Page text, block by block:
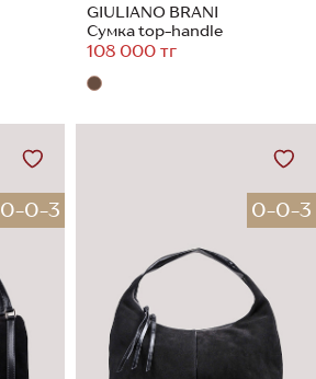
GIULIANO BRANI
Сумка top-handle
108 000 тг
0-0-3 0-0-3